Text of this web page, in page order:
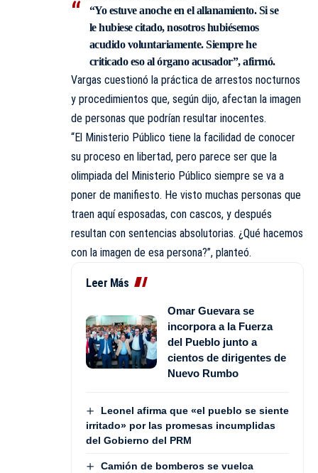
“Yo estuve anoche en el allanamiento. Si se
le hubiese citado, nosotros hubiésemos
acudido voluntariamente. Siempre he
criticado eso al órgano acusador”, afirmó.
Vargas cuestionó la práctica de arrestos nocturnos
y procedimientos que, según dijo, afectan la imagen
de personas que podrían resultar inocentes.
“El Ministerio Público tiene la facilidad de conocer
su proceso en libertad, pero parece ser que la
olimpiada del Ministerio Público siempre se va a
poner de manifiesto. He visto muchas personas que
traen aquí esposadas, con cascos, y después
resultan con sentencias absolutorias. ¿Qué hacemos
con la imagen de esa persona?”, planteó.
Leer Más
Omar Guevara se
incorpora a la Fuerza
del Pueblo junto a
cientos de dirigentes de
Nuevo Rumbo
Leonel afirma que «el pueblo se siente
irritado» por las promesas incumplidas
del Gobierno del PRM
Camión de bomberos se vuelca